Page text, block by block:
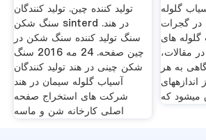
تولید کننده چین. تولید کنندگان
سنگ شکن sinterd در هند.
سنگ تولید کننده سنگ شکن در
چین صفحه. 24 مه 2016 سنگ
شکن چینی در هند تولید کنندگان
آسیاب گلوله سیمان در هند
شرکت های استخراج صفحه
اصلی کارخانه شن و ماسه
گلوله
گجرات
گلوله های
مقالات،
به هر
اندازههای